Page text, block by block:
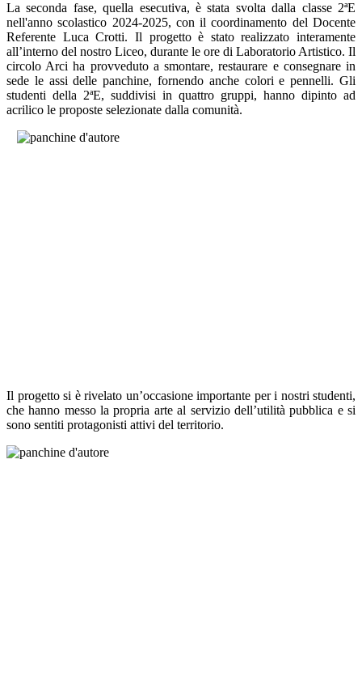
La seconda fase, quella esecutiva, è stata svolta dalla classe 2ªE
nell'anno scolastico 2024-2025, con il coordinamento del Docente
Referente Luca Crotti. Il progetto è stato realizzato interamente
all’interno del nostro Liceo, durante le ore di Laboratorio Artistico. Il
circolo Arci ha provveduto a smontare, restaurare e consegnare in
sede le assi delle panchine, fornendo anche colori e pennelli. Gli
studenti della 2ªE, suddivisi in quattro gruppi, hanno dipinto ad
acrilico le proposte selezionate dalla comunità.
Il progetto si è rivelato un’occasione importante per i nostri studenti,
che hanno messo la propria arte al servizio dell’utilità pubblica e si
sono sentiti protagonisti attivi del territorio.